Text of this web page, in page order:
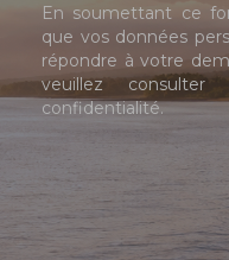
En soumettant ce
que vos données
répondre à votre
veuillez
confidentialité.